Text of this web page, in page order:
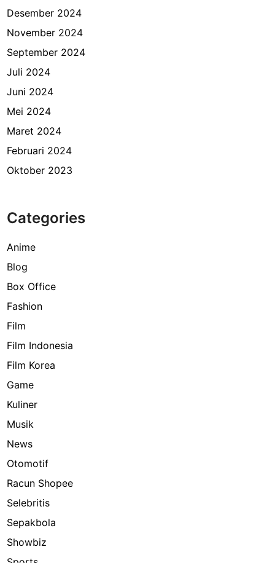
Desember 2024
November 2024
September 2024
Juli 2024
Juni 2024
Mei 2024
Maret 2024
Februari 2024
Oktober 2023
Categories
Anime
Blog
Box Office
Fashion
Film
Film Indonesia
Film Korea
Game
Kuliner
Musik
News
Otomotif
Racun Shopee
Selebritis
Sepakbola
Showbiz